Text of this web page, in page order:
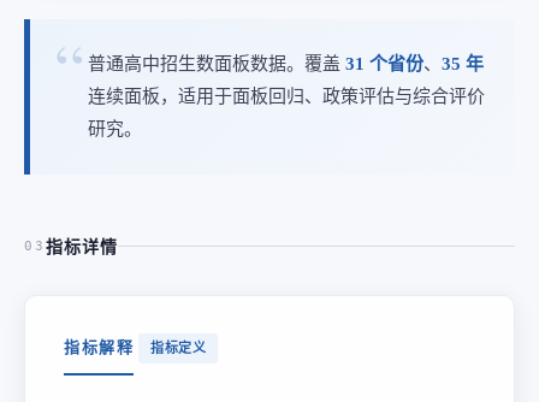
普通高中招生数面板数据。覆盖 31 个省份、 35 年
连续面板，适用于面板回归、政策评估与综合评价
研究。
03 指标详情
指标解释 指标定义